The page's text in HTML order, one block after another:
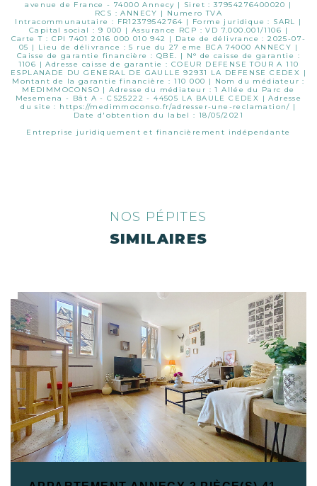
avenue de France - 74000 Annecy | Siret : 37954276400020 |
RCS : ANNECY | Numero TVA
Intracommunautaire : FR12379542764 | Forme juridique : SARL |
Capital social : 9 000 | Assurance RCP : VD 7.000.001/1106 |
Carte T : CPI 7401 2016 000 010 942 | Date de délivrance : 2025-07-
05 | Lieu de délivrance : 5 rue du 27 eme BCA 74000 ANNECY |
Caisse de garantie financière : QBE. | N° de caisse de garantie :
1106 | Adresse caisse de garantie : COEUR DEFENSE TOUR A 110
ESPLANADE DU GENERAL DE GAULLE 92931 LA DEFENSE CEDEX |
Montant de la garantie financière : 110 000 | Nom du médiateur :
MEDIMMOCONSO | Adresse du médiateur : 1 Allée du Parc de
Mesemena - Bât A - CS25222 - 44505 LA BAULE CEDEX | Adresse
du site : https://medimmoconso.fr/adresser-une-reclamation/ |
Date d'obtention du label : 18/05/2021
Entreprise juridiquement et financièrement indépendante
NOS PÉPITES
SIMILAIRES